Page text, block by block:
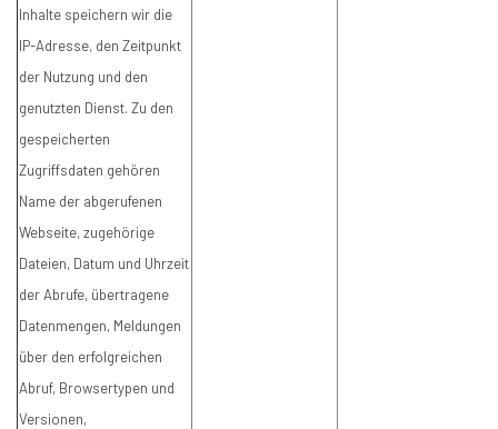
Inhalte speichern wir die
IP-Adresse, den Zeitpunkt
der Nutzung und den
genutzten Dienst. Zu den
gespeicherten
Zugriffsdaten gehören
Name der abgerufenen
Webseite, zugehörige
Dateien, Datum und Uhrzeit
der Abrufe, übertragene
Datenmengen, Meldungen
über den erfolgreichen
Abruf, Browsertypen und
Versionen,